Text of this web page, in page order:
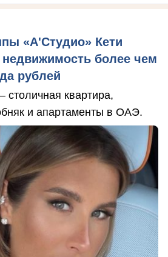
«А'Студио» Кети
более чем
рублей
квартира,
и апартаменты в ОАЭ.